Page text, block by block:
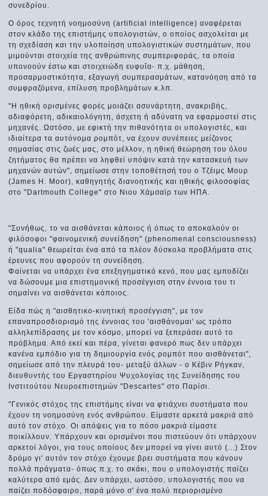
συνεδρίου.
Ο όρος τεχνητή νοημοσύνη (artificial intelligence) αναφέρεται
στον κλάδο της επιστήμης υπολογιστών, ο οποίος ασχολείται με
τη σχεδίαση και την υλοποίηση υπολογιστικών συστημάτων, που
μιμούνται στοιχεία της ανθρώπινης συμπεριφοράς, τα οποία
υπονοούν έστω και στοιχειώδη ευφυΐα- π.χ. μάθηση,
προσαρμοστικότητα, εξαγωγή συμπερασμάτων, κατανόηση από τα
συμφραζόμενα, επίλυση προβλημάτων κ.λπ.
"Η ηθική ορισμένες φορές μοιάζει ασυνάρτητη, ανακριβής,
αδιαφόρετη, αδικαιολόγητη, άσχετη ή αδύνατη να εφαρμοστεί στις
μηχανές. Ωστόσο, με εφικτή την πιθανότητα οι υπολογιστές, και
ιδιαίτερα τα αυτόνομα ρομπότ, να έχουν συνέπειες μείζονος
σημασίας στις ζωές μας, στο μέλλον, η ηθική θεώρηση του όλου
ζητήματος θα πρέπει να ληφθεί υπόψιν κατά την κατασκευή των
μηχανών αυτών", σημείωσε στην τοποθέτησή του ο Τζέιμς Μουρ
(James H. Moor), καθηγητής διανοητικής και ηθικής φιλοσοφίας
στο "Dartmouth College" στο Νιου Χάμσαϊρ των ΗΠΑ.
"Συνήθως, το να αισθάνεται κάποιος ή όπως το αποκαλούν οι
φιλόσοφοι "φαινομενική συνείδηση" (phenomenal consciousness)
ή "qualia" θεωρείται ένα από τα πλέον δύσκολα προβλήματα στις
έρευνες που αφορούν τη συνείδηση.
Φαίνεται να υπάρχει ένα επεξηγηματικό κενό, που μας εμποδίζει
να δώσουμε μια επιστημονική προσέγγιση στην έννοια του τι
σημαίνει να αισθάνεται κάποιος.
Είδα πώς η "αισθητικο-κινητική προσέγγιση", με τον
επαναπροσδιορισμό της έννοιας του 'αισθάνομαι' ως τρόπο
αλληλεπίδρασης με τον κόσμο, μπορεί να ξεπεράσει αυτό το
πρόβλημα. Από εκεί και πέρα, γίνεται φανερό πως δεν υπάρχει
κανένα εμπόδιο για τη δημιουργία ενός ρομπότ που αισθάνεται",
σημείωσε από την πλευρά του- μεταξύ άλλων - ο Κέβιν Ρήγκαν,
διευθυντής του Εργαστηρίου Ψυχολογίας της Συνείδησης του
Ινστιτούτου Νευροεπιστημών "Descartes" στο Παρίσι.
"Γενικός στόχος της επιστήμης είναι να φτιάχνει συστήματα που
έχουν τη νοημοσύνη ενός ανθρώπου. Είμαστε αρκετά μακριά από
αυτό τον στόχο. Οι απόψεις για το πόσο μακριά είμαστε
ποικίλλουν. Υπάρχουν και ορισμένοι που πιστεύουν ότι υπάρχουν
αρκετοί λόγοι, για τους οποίους δεν μπορεί να γίνει αυτό (...) Στον
δρόμο γι' αυτόν τον στόχο έχουμε βρει συστήματα που κάνουν
πολλά πράγματα- όπως π.χ. το σκάκι, που ο υπολογιστής παίζει
καλύτερα από εμάς. Δεν υπάρχει, ωστόσο, υπολογιστής που να
παίζει ποδόσφαιρο, παρά μόνο σ' ένα πολύ περιορισμένο